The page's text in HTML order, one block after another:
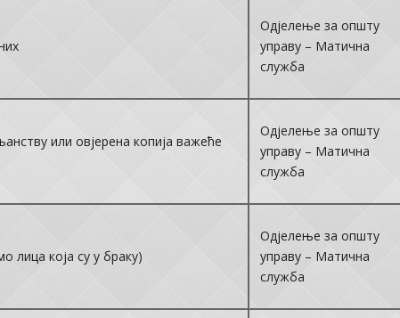
Одјелење за општу
управу – Матична
служба
или овјерена копија важеће
Одјелење за општу
управу – Матична
служба
лица која су у браку)
Одјелење за општу
управу – Матична
служба